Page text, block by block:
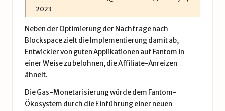
2023
Neben der Optimierung der Nachfrage nach
Blockspace zielt die Implementierung damit ab,
Entwickler von guten Applikationen auf Fantom in
einer Weise zu belohnen, die Affiliate-Anreizen
ähnelt.
Die Gas-Monetarisierung würde dem Fantom-
Ökosystem durch die Einführung einer neuen